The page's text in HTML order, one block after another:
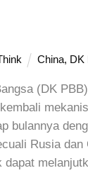
China, DK
(DK
bulannya
Rusia